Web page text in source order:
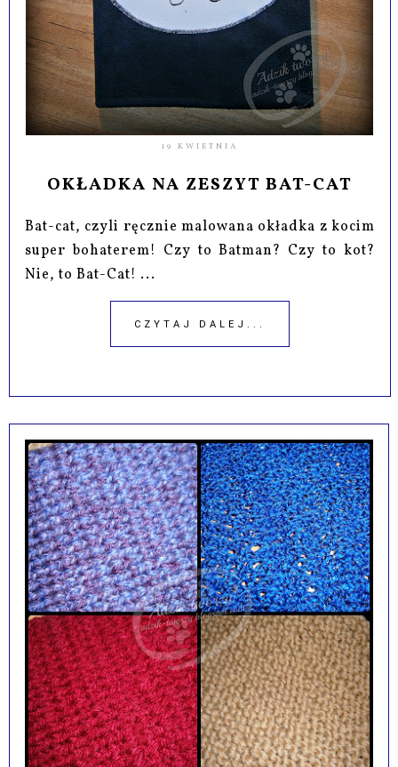
19 KWIETNIA
OKŁADKA NA ZESZYT BAT-CAT
Bat-cat, czyli ręcznie malowana okładka z kocim
super bohaterem! Czy to Batman? Czy to kot?
Nie, to Bat-Cat! ...
CZYTAJ DALEJ...